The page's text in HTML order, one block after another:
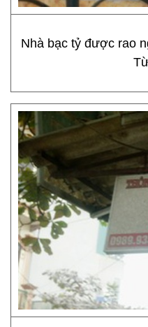
Nhà bạc tỷ được rao